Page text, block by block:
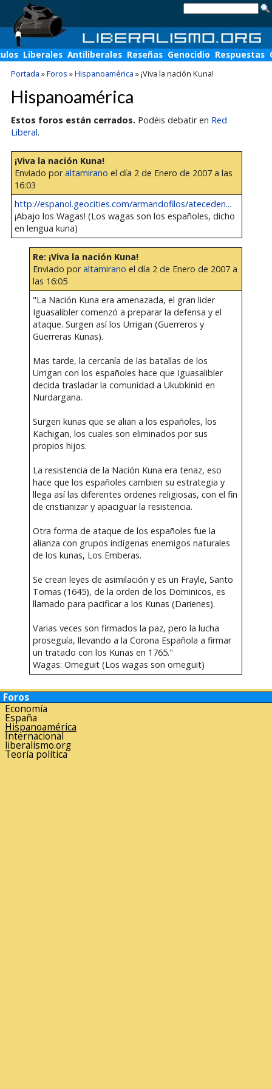
Liberales Antiliberales Reseñas Genocidio Respuestas
Portada »Foros »Hispanoamérica »¡Viva la nación Kuna!
Hispanoamérica
Estos foros están cerrados. Podéis debatir en Red
Liberal.
¡Viva la nación Kuna!
Enviado poraltamirano el día 2 de Enero de 2007 a las
16:03
http://espanol.geocities.com/armandofilos/ateceden...
¡Abajo los Wagas! (Los wagas son los españoles, dicho
en lengua kuna)
Re: ¡Viva la nación Kuna!
Enviado poraltamirano el día 2 de Enero de 2007 a
las 16:05
"La Nación Kuna era amenazada, el gran lider
Iguasalibler comenzó a preparar la defensa y el
ataque. Surgen así los Urrigan (Guerreros y
Guerreras Kunas).
Mas tarde, la cercanía de las batallas de los
Urrigan con los españoles hace que Iguasalibler
decida trasladar la comunidad a Ukubkinid en
Nurdargana.
Surgen kunas que se alian a los españoles, los
Kachigan, los cuales son eliminados por sus
propios hijos.
La resistencia de la Nación Kuna era tenaz, eso
hace que los españoles cambien su estrategia y
llega así las diferentes ordenes religiosas, con el fin
de cristianizar y apaciguar la resistencia.
Otra forma de ataque de los españoles fue la
alianza con grupos indígenas enemigos naturales
de los kunas, Los Emberas.
Se crean leyes de asimilación y es un Frayle, Santo
Tomas (1645), de la orden de los Dominicos, es
llamado para pacificar a los Kunas (Darienes).
Varias veces son firmados la paz, pero la lucha
proseguía, llevando a la Corona Española a firmar
un tratado con los Kunas en 1765."
Wagas: Omeguit (Los wagas son omeguit)
Foros
Economía
España
Hispanoamérica
Internacional
liberalismo.org
Teoría política